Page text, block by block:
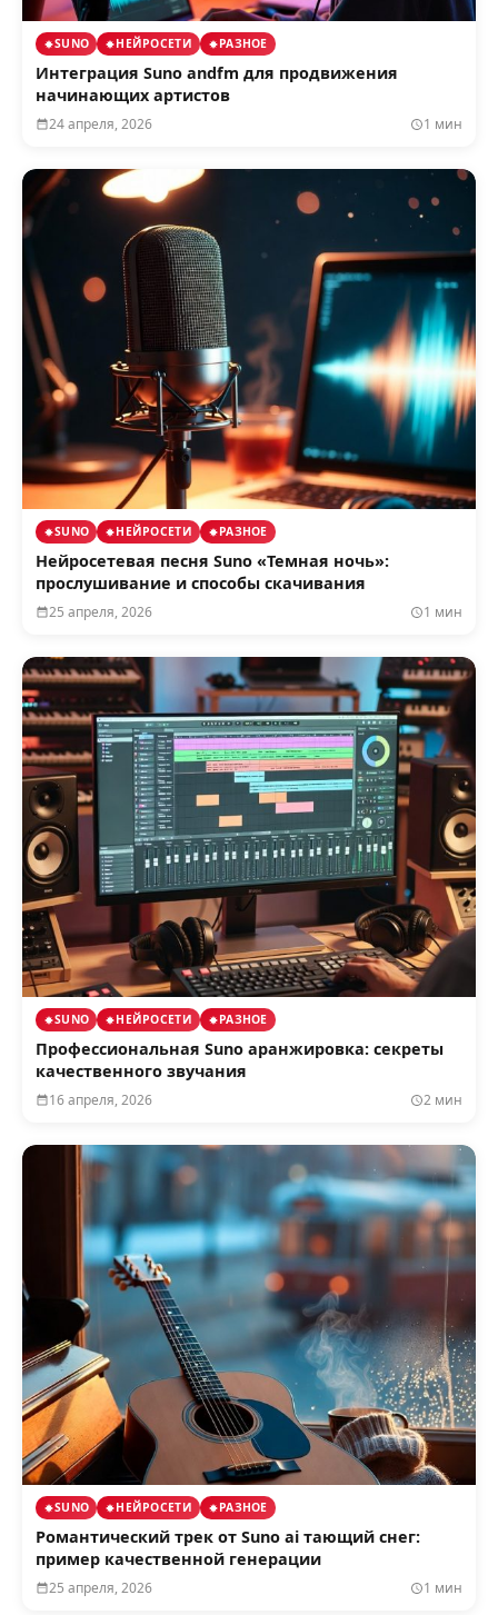
SUNO НЕЙРОСЕТИ РАЗНОЕ
Интеграция Suno andfm для продвижения
начинающих артистов
24 апреля, 2026 1 мин
SUNO НЕЙРОСЕТИ РАЗНОЕ
Нейросетевая песня Suno «Темная ночь»:
прослушивание и способы скачивания
25 апреля, 2026 1 мин
SUNO НЕЙРОСЕТИ РАЗНОЕ
Профессиональная Suno аранжировка: секреты
качественного звучания
16 апреля, 2026 2 мин
SUNO НЕЙРОСЕТИ РАЗНОЕ
Романтический трек от Suno ai тающий снег:
пример качественной генерации
25 апреля, 2026 1 мин